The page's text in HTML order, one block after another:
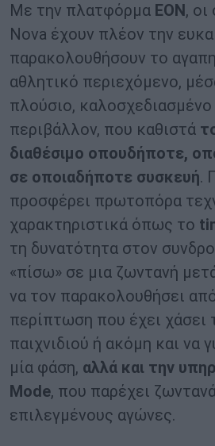
Με την πλατφόρμα EON ,
Nova έχουν πλέον την
παρακολουθήσουν το
αθλητικό περιεχόμενο,
πλούσιο,
περιβάλλον, που καθιστά
διαθέσιμο οπουδήποτε,
σε οποιαδήποτε συσκευή.
προσφέρει πρωτοπόρα
χαρακτηριστικά όπως το
τη δυνατότητα στον
«πίσω» σε μια ζωντανή
να τον παρακολουθήσει
περίπτωση που έχει χάσει
παιχνιδιού ή ακόμη και να
μία φάση, αλλά και την
Mode, που παρέχει
επιλεγμένους αγώνες.